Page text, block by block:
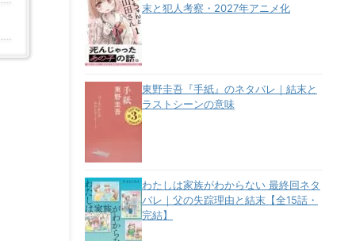
末と犯人考察・2027年アニメ化
東野圭吾『手紙』のネタバレ｜結末と
ラストシーンの意味
わたしは家族がわからない 最終回ネタ
バレ｜父の失踪理由と結末【全15話・
完結】